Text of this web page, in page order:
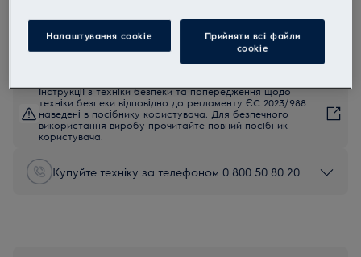
Інструкції з техніки безпеки та попередження щодо
техніки безпеки відповідно до регламенту ЄС 2023/988
наведені в посібнику користувача. Для безпечного
використання виробу прочитайте повний посібник
користувача.
Купуйте техніку за телефоном 0 800 50 80 20
Налаштування cookie
Прийняти всі файли
сookie